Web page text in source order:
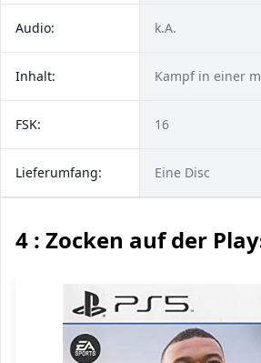
Audio: k.A.
Inhalt: Kampf in einer
FSK: 16
Lieferumfang: Eine Disc
4 : Zocken auf der